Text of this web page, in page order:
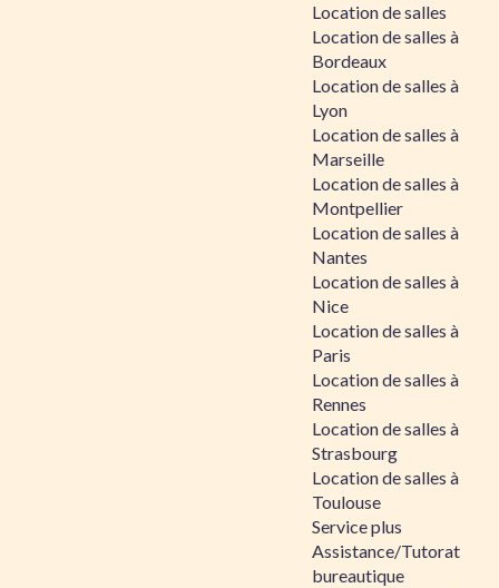
Location de salles
Location de salles à
Bordeaux
Location de salles à
Lyon
Location de salles à
Marseille
Location de salles à
Montpellier
Location de salles à
Nantes
Location de salles à
Nice
Location de salles à
Paris
Location de salles à
Rennes
Location de salles à
Strasbourg
Location de salles à
Toulouse
Service plus
Assistance/Tutorat
bureautique